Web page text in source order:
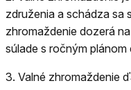
združenia a schádza sa
zhromaždenie dozerá
súlade s ročným
3. Valné zhromaždenie